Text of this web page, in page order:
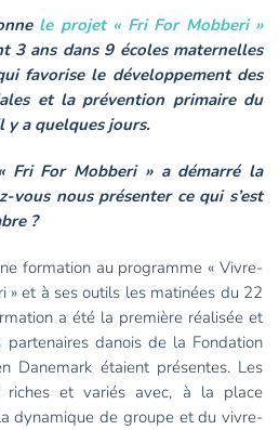
le projet « Fri For Mobberi »
3 ans dans 9 écoles maternelles
favorise le développement des
et la prévention primaire du
y a quelques jours.
Fri For Mobberi » a démarré la
vous nous présenter ce qui s’est
?
formation au programme « Vivre-
» et à ses outils les matinées du 22
a été la première réalisée et
danois de la Fondation
Danemark étaient présentes. Les
riches et variés avec, à la place
dynamique de groupe et du vivre-